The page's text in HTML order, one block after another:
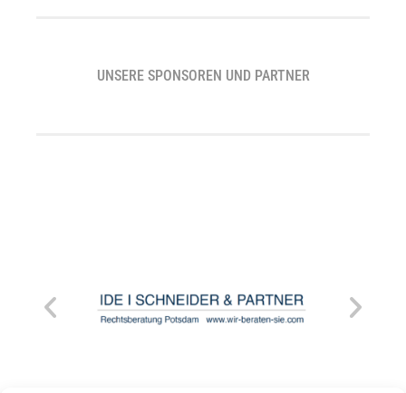
UNSERE SPONSOREN UND PARTNER